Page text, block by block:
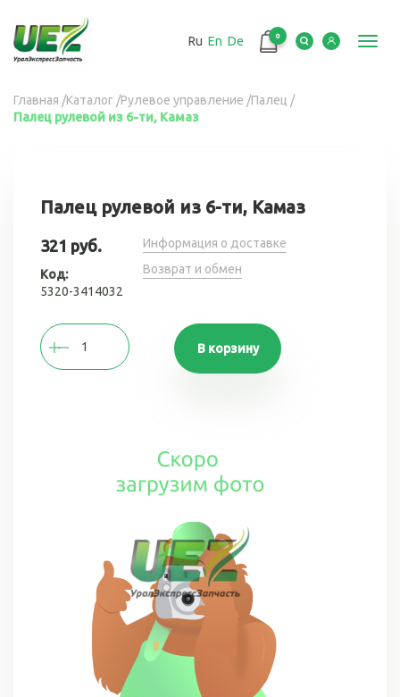
основному
содержанию
Ru En De 0
Вы
здесь
Главная /Каталог /Рулевое управление /Палец /
Палец рулевой из 6-ти, Камаз
Палец рулевой из 6-ти, Камаз
321 руб.
Код:
5320-3414032
Информация о доставке
Возврат и обмен
В корзину